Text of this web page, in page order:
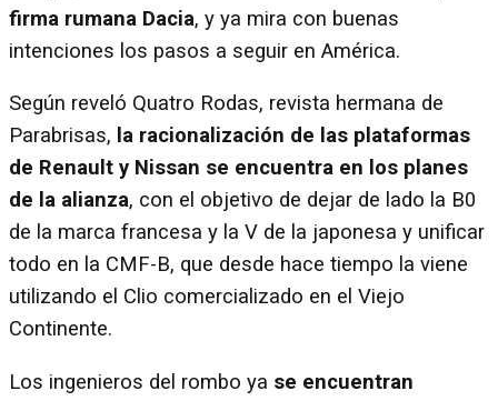
firma rumana Dacia, y ya mira con buenas
intenciones los pasos a seguir en América.
Según reveló Quatro Rodas, revista hermana de
Parabrisas, la racionalización de las plataformas
de Renault y Nissan se encuentra en los planes
de la alianza, con el objetivo de dejar de lado la B0
de la marca francesa y la V de la japonesa y unificar
todo en la CMF-B, que desde hace tiempo la viene
utilizando el Clio comercializado en el Viejo
Continente.
Los ingenieros del rombo ya se encuentran